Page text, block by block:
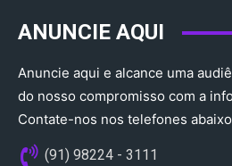
ANUNCIE AQUI
Anuncie aqui e alcance uma
do nosso compromisso com a
Contate-nos nos telefones abaixo
(91) 98224 - 3111